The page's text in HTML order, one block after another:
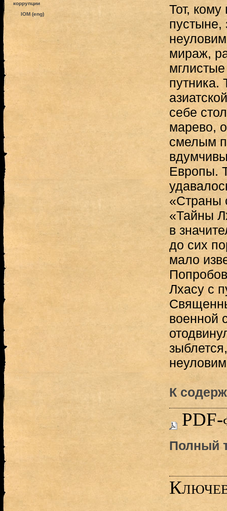
коррупции
IOM (eng)
Тот,
пустыне,
мираж,
путника.
себе
марево,
смелым
Европы.
«Страны
«Тайны
в
до сих
мало
Лхасу с
военной
К
PDF-
Полный